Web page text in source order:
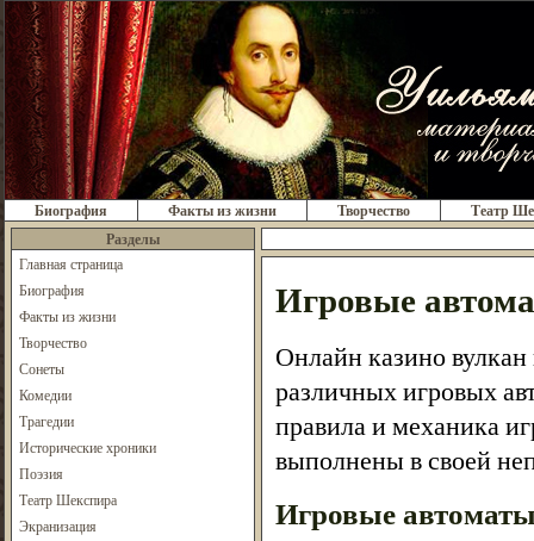
Биография Факты из жизни Творчество
Театр
Разделы
Главная страница
Биография
Факты из жизни
Творчество
Сонеты
Комедии
Трагедии
Исторические хроники
Поэзия
Театр Шекспира
Экранизация
Игровые
Онлайн казино
различных игровых
правила и механика
выполнены в своей
Игровые